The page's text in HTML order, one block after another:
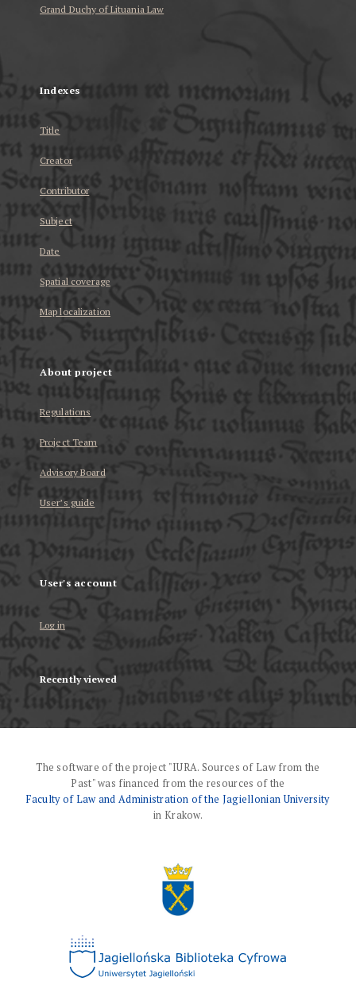
Grand Duchy of Lituania Law
Indexes
Title
Creator
Contributor
Subject
Date
Spatial coverage
Map localization
About project
Regulations
Project Team
Advisory Board
User’s guide
User's account
Log in
Recently viewed
The software of the project "IURA. Sources of Law from the
Past" was financed from the resources of the
Faculty of Law and Administration of the Jagiellonian University
in Krakow.